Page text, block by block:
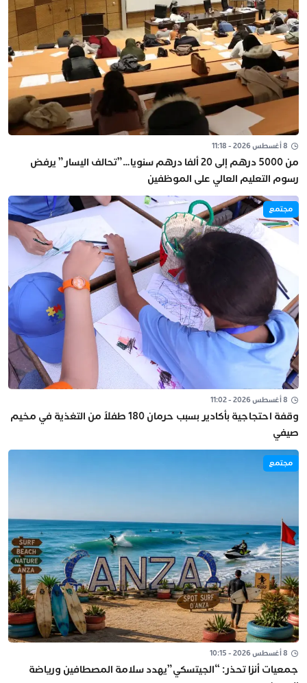
8 أغسطس 2026 - 11:18
من 5000 درهم إلى 20 ألفا درهم سنويا…”تحالف اليسار” يرفض
رسوم التعليم العالي على الموظفين
مجتمع
8 أغسطس 2026 - 11:02
وقفة احتجاجية بأكادير بسبب حرمان 180 طفلاً من التغذية في مخيم
صيفي
مجتمع
8 أغسطس 2026 - 10:15
جمعيات أنزا تحذر: “الجيتسكي”يهدد سلامة المصطافين ورياضة